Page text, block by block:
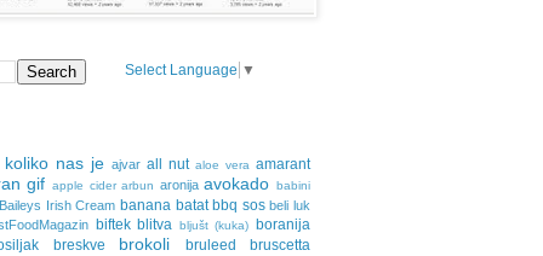
Select Language ▼
koliko nas je ajvar all nut aloe vera amarant
gif apple cider arbun aronija avokado babini
Baileys Irish Cream banana batat bbq sos beli luk
biftek blitva bljušt (kuka)
boranija
breskve brokoli bruleed
bruscetta